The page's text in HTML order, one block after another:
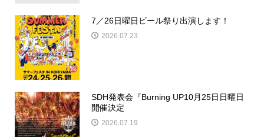
7／26日曜日ビール祭り出演します！
2026.07.23
SDH発表会『Burning UP10月25日日曜日
開催決定
2026.07.19